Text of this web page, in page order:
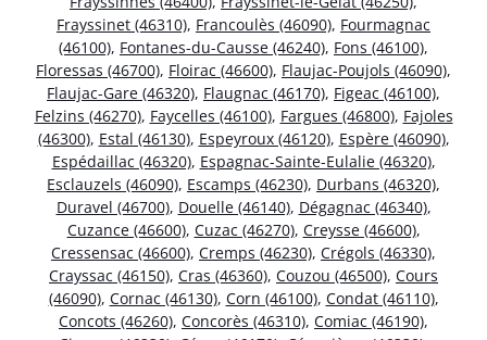
Frayssinet (46310), Francoulès (46090), Fourmagnac
(46100), Fontanes-du-Causse (46240), Fons (46100),
Floressas (46700), Floirac (46600), Flaujac-Poujols (46090),
Flaujac-Gare (46320), Flaugnac (46170), Figeac (46100),
Felzins (46270), Faycelles (46100), Fargues (46800), Fajoles
(46300), Estal (46130), Espeyroux (46120), Espère (46090),
Espédaillac (46320), Espagnac-Sainte-Eulalie (46320),
Esclauzels (46090), Escamps (46230), Durbans (46320),
Duravel (46700), Douelle (46140), Dégagnac (46340),
Cuzance (46600), Cuzac (46270), Creysse (46600),
Cressensac (46600), Cremps (46230), Crégols (46330),
Crayssac (46150), Cras (46360), Couzou (46500), Cours
(46090), Cornac (46130), Corn (46100), Condat (46110),
Concots (46260), Concorès (46310), Comiac (46190),